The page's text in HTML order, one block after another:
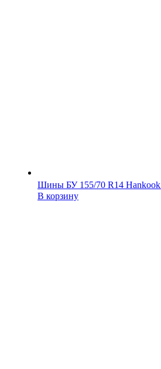
Шины БУ 155/70 R14 Hankook
В корзину